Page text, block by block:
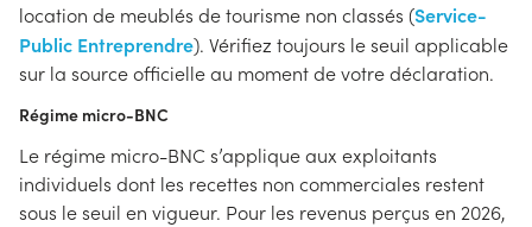
location de meublés de tourisme non classés (Service-
Public Entreprendre). Vérifiez toujours le seuil applicable
sur la source officielle au moment de votre déclaration.
Régime micro-BNC
Le régime micro-BNC s’applique aux exploitants
individuels dont les recettes non commerciales restent
sous le seuil en vigueur. Pour les revenus perçus en 2026,